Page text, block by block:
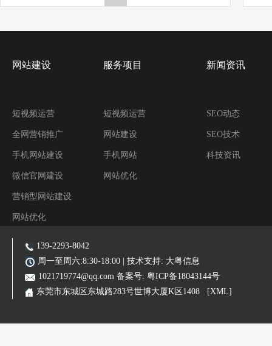
网站建设
短视频运营
全网营销推广
手机网站建设
微信官网建设
营销型网站建设
网站优化
阿里装修运营
服务项目
短视频运营
网站建设
手机网站
网站优化
新闻资讯
SEO动态
SEO技术
科技资讯
主营业务:东莞网站建设|东莞网站优化|东莞SEO优化推广|品牌网站|手机网站|微信小程序|霸屏推广
139-2293-8042
周一至周六:8:30-18:00 | 技术支持: 大粤信息
1021719774@qq.com 备案号: 粤ICP备18043144号
东莞市东城区东城路283号世博大厦K区1408
[XML]